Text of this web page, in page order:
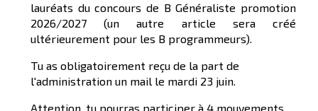
lauréats du concours de B Généraliste promotion
2026/2027 (un autre article sera créé
ultérieurement pour les B programmeurs).
Tu as obligatoirement reçu de la part de
l'administration un mail le mardi 23 juin.
Attention, tu pourras participer à 4 mouvements